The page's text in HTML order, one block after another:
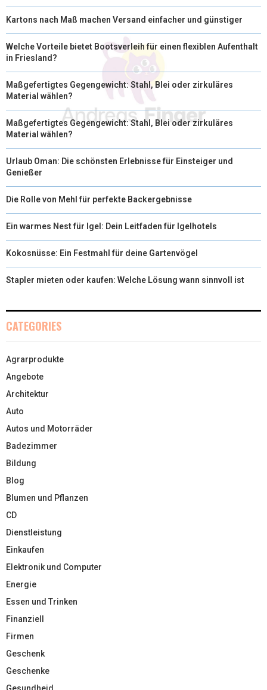
Kartons nach Maß machen Versand einfacher und günstiger
Welche Vorteile bietet Bootsverleih für einen flexiblen Aufenthalt
in Friesland?
Maßgefertigtes Gegengewicht: Stahl, Blei oder zirkuläres
Material wählen?
Maßgefertigtes Gegengewicht: Stahl, Blei oder zirkuläres
Material wählen?
Urlaub Oman: Die schönsten Erlebnisse für Einsteiger und
Genießer
Die Rolle von Mehl für perfekte Backergebnisse
Ein warmes Nest für Igel: Dein Leitfaden für Igelhotels
Kokosnüsse: Ein Festmahl für deine Gartenvögel
Stapler mieten oder kaufen: Welche Lösung wann sinnvoll ist
CATEGORIES
Agrarprodukte
Angebote
Architektur
Auto
Autos und Motorräder
Badezimmer
Bildung
Blog
Blumen und Pflanzen
CD
Dienstleistung
Einkaufen
Elektronik und Computer
Energie
Essen und Trinken
Finanziell
Firmen
Geschenk
Geschenke
Gesundheid